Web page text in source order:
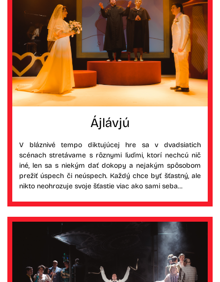
Ájlávjú
V bláznivé tempo diktujúcej hre sa v dvadsiatich
scénach stretávame s rôznymi ľuďmi, ktorí nechcú nič
iné, len sa s niekým dať dokopy a nejakým spôsobom
prežiť úspech či neúspech. Každý chce byť šťastný, ale
nikto neohrozuje svoje šťastie viac ako sami seba…